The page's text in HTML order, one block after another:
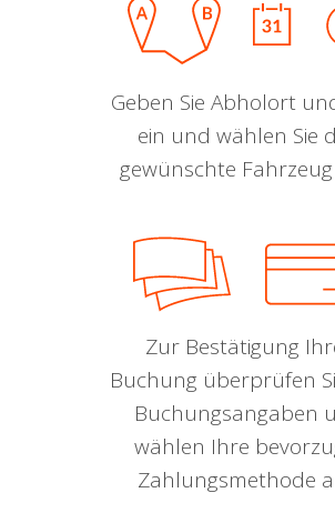
Geben Sie Abholort
ein und wählen Sie
gewünschte
Zur Bestätigung
Buchung überprüfen
Buchungsangaben
wählen Ihre
Zahlungsmethode